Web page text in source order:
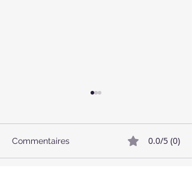
Commentaires 0.0/5 (0)